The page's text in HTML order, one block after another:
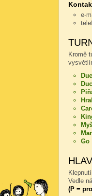
e-
Kromě
Go
Vedle
(P =